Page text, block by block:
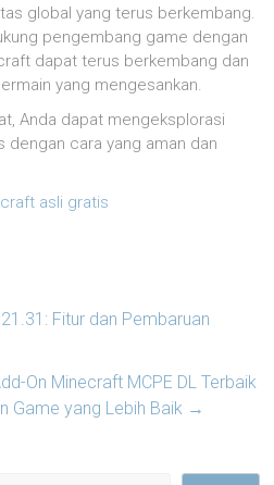
global yang terus berkembang.
pengembang game dengan
dapat terus berkembang dan
yang mengesankan.
Anda dapat mengeksplorasi
dengan cara yang aman dan
asli gratis
Fitur dan Pembaruan
On Minecraft MCPE DL Terbaik
Game yang Lebih Baik →